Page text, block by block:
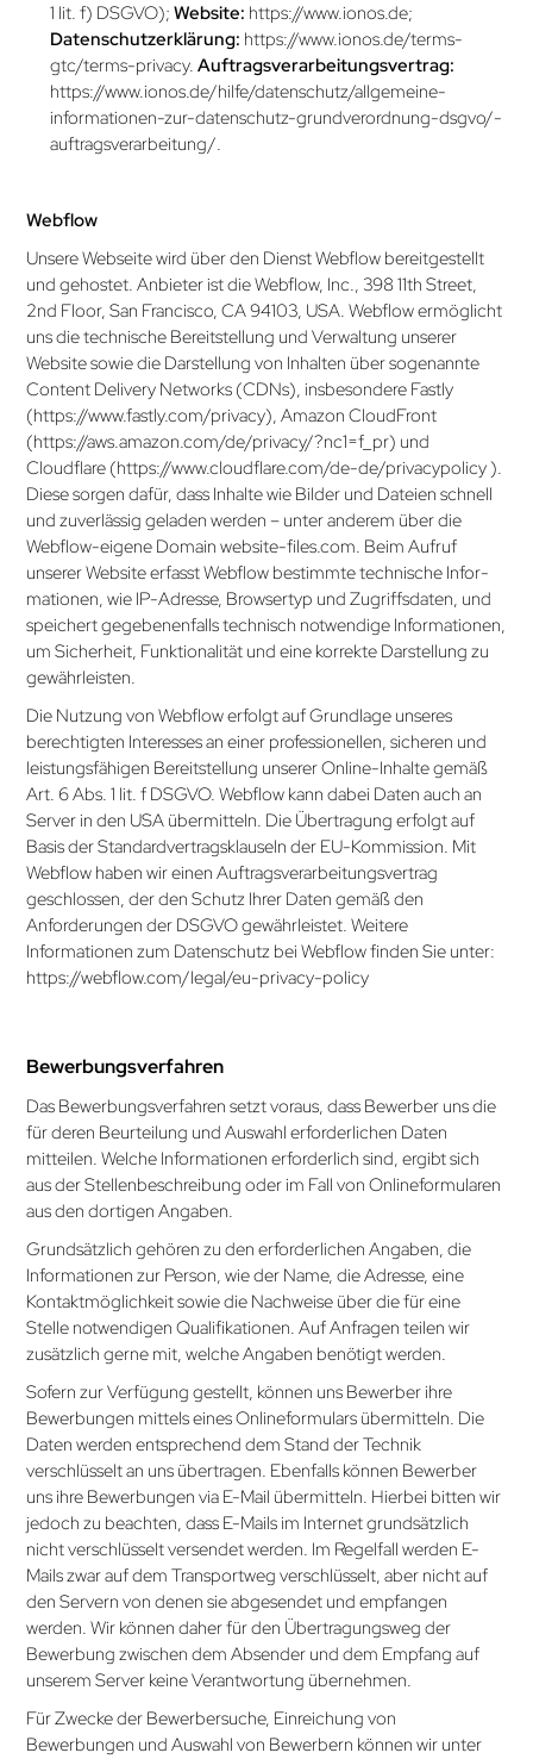
1 lit. f) DSGVO);Website: https://www.ionos.de;
Datenschutzerklärung: https://www.ionos.de/­terms­-
gtc/terms-privacy.Auftragsverarbeitungs­vertrag:
https://www.ionos.de/hilfe/­datenschutz/allgemeine-
informationen-zur-datenschutz-grund­verordnung-dsgvo/­
auftragsverarbeitung/.
Webflow
Unsere Webseite wird über den Dienst Webflow bereitgestellt
und gehostet. Anbieter ist die Webflow, Inc., 398 11th Street,
2nd Floor, San Francisco, CA 94103, USA. Webflow ermöglicht
uns die technische Bereitstellung und Verwaltung unserer
Website sowie die Darstellung von Inhalten über sogenannte
Content Delivery Networks (CDNs), insbesondere Fastly
(https://www.fastly.com/privacy), Amazon CloudFront
(https://aws.amazon.com/de­/­privacy/?nc1=f_pr) und
Cloudflare (https://www.cloudflare.com/de-de/privacypolicy).
Diese sorgen dafür, dass Inhalte wie Bilder und Dateien schnell
und zuverlässig geladen werden – unter anderem über die
Webflow-eigene Domain website-files.com. Beim Aufruf
unserer Website erfasst Webflow bestimmte technische Infor­
mationen, wie IP-Adresse, Browsertyp und Zugriffsdaten, und
speichert gegebenenfalls technisch notwendige Informationen,
um Sicherheit, Funktionalität und eine korrekte Darstellung zu
gewährleisten.
Die Nutzung von Webflow erfolgt auf Grundlage unseres
berechtigten Interesses an einer professionellen, sicheren und
leistungsfähigen Bereitstellung unserer Online-Inhalte gemäß
Art. 6 Abs. 1 lit. f DSGVO. Webflow kann dabei Daten auch an
Server in den USA übermitteln. Die Übertragung erfolgt auf
Basis der Standardvertragsklauseln der EU-Kommission. Mit
Webflow haben wir einen Auftrags­verarbeitungsvertrag
geschlossen, der den Schutz Ihrer Daten gemäß den
Anforderungen der DSGVO gewährleistet. Weitere
Informationen zum Datenschutz bei Webflow finden Sie unter:
https://webflow.com/legal/­eu-privacy-policy
Bewerbungsverfahren
Das Bewerbungsverfahren setzt voraus, dass Bewerber uns die
für deren Beurteilung und Auswahl erforderlichen Daten
mitteilen. Welche Informationen erforderlich sind, ergibt sich
aus der Stellenbeschreibung oder im Fall von Onlineformularen
aus den dortigen Angaben.
Grundsätzlich gehören zu den erforderlichen Angaben, die
Informationen zur Person, wie der Name, die Adresse, eine
Kontaktmöglichkeit sowie die Nachweise über die für eine
Stelle notwendigen Qualifikationen. Auf Anfragen teilen wir
zusätzlich gerne mit, welche Angaben benötigt werden.
Sofern zur Verfügung gestellt, können uns Bewerber ihre
Bewerbungen mittels eines Onlineformulars übermitteln. Die
Daten werden entsprechend dem Stand der Technik
verschlüsselt an uns übertragen. Ebenfalls können Bewerber
uns ihre Bewerbungen via E-Mail übermitteln. Hierbei bitten wir
jedoch zu beachten, dass E-Mails im Internet grundsätzlich
nicht verschlüsselt versendet werden. Im Regelfall werden E-
Mails zwar auf dem Transportweg verschlüsselt, aber nicht auf
den Servern von denen sie abgesendet und empfangen
werden. Wir können daher für den Übertragungsweg der
Bewerbung zwischen dem Absender und dem Empfang auf
unserem Server keine Verantwortung übernehmen.
Für Zwecke der Bewerbersuche, Einreichung von
Bewerbungen und Auswahl von Bewerbern können wir unter